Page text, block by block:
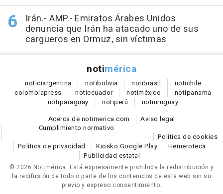
Irán.- AMP.- Emiratos Árabes Unidos
denuncia que Irán ha atacado uno de sus
cargueros en Ormuz, sin víctimas
notimérica
noticiargentina notibolivia notibrasil notichile
colombiapress notiecuador notiméxico notipanama
notiparaguay notiperú notiuruguay
Acerca de notimerica.com
Aviso legal
Cumplimiento normativo
Política de cookies
Política de privacidad
Kiosko Google Play
Hemeroteca
Publicidad estatal
© 2026 Notimérica. Está expresamente prohibida la redistribución y
la redifusión de todo o parte de los contenidos de esta web sin su
previo y expreso consentimiento.